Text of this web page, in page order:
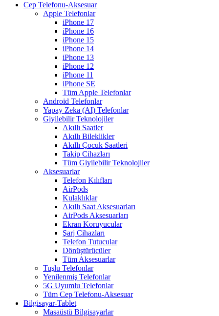
Cep Telefonu-Aksesuar
Apple Telefonlar
iPhone 17
iPhone 16
iPhone 15
iPhone 14
iPhone 13
iPhone 12
iPhone 11
iPhone SE
Tüm Apple Telefonlar
Android Telefonlar
Yapay Zeka (AI) Telefonlar
Giyilebilir Teknolojiler
Akıllı Saatler
Akıllı Bileklikler
Akıllı Çocuk Saatleri
Takip Cihazları
Tüm Giyilebilir Teknolojiler
Aksesuarlar
Telefon Kılıfları
AirPods
Kulaklıklar
Akıllı Saat Aksesuarları
AirPods Aksesuarları
Ekran Koruyucular
Şarj Cihazları
Telefon Tutucular
Dönüştürücüler
Tüm Aksesuarlar
Tuşlu Telefonlar
Yenilenmiş Telefonlar
5G Uyumlu Telefonlar
Tüm Cep Telefonu-Aksesuar
Bilgisayar-Tablet
Masaüstü Bilgisayarlar